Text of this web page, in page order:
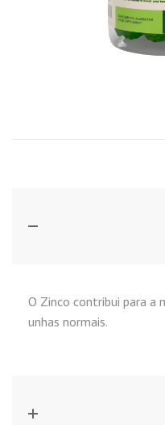
O Zinco contribui para a
unhas normais.